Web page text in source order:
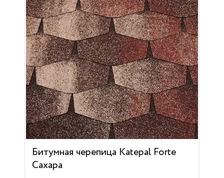
Битумная черепица Katepal Forte
Сахара